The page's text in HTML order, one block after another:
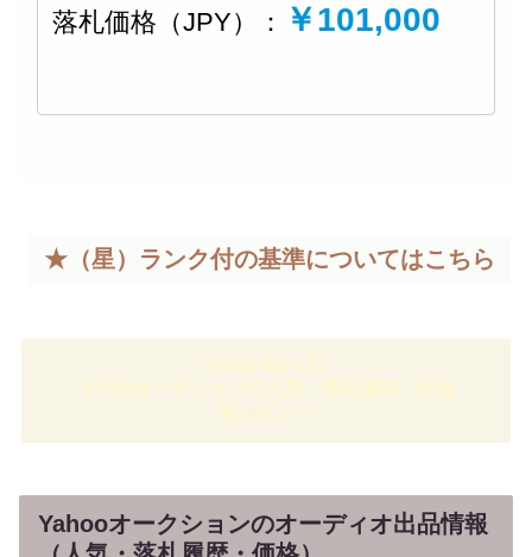
落札価格（JPY）： ￥101,000
★（星）ランク付の基準についてはこちら
Victor SX-L77
その他オークションの人気・落札価格・評論
家レビュー
Yahooオークションのオーディオ出品情報